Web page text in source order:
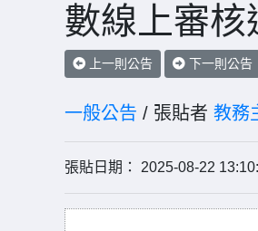
數線上審核
上一則公告 下一則公告
一般公告 / 張貼者 教務
張貼日期： 2025-08-22